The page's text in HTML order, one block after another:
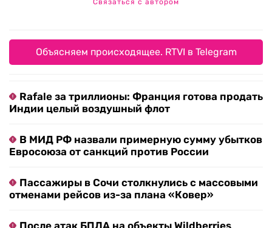
Связаться с автором
Объясняем происходящее. RTVI в Telegram
Rafale за триллионы: Франция готова продать
Индии целый воздушный флот
В МИД РФ назвали примерную сумму убытков
Евросоюза от санкций против России
Пассажиры в Сочи столкнулись с массовыми
отменами рейсов из-за плана «Ковер»